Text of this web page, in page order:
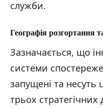
служби.
Географія розгортання
Зазначається, що
системи
запущені та несуть
трьох стратегічних